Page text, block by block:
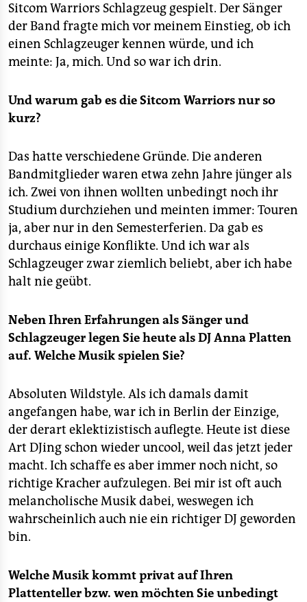
Sitcom Warriors Schlagzeug gespielt. Der Sänger
der Band fragte mich vor meinem Einstieg, ob ich
einen Schlagzeuger kennen würde, und ich
meinte: Ja, mich. Und so war ich drin.
Und warum gab es die Sitcom Warriors nur so
kurz?
Das hatte verschiedene Gründe. Die anderen
Bandmitglieder waren etwa zehn Jahre jünger als
ich. Zwei von ihnen wollten unbedingt noch ihr
Studium durchziehen und meinten immer: Touren
ja, aber nur in den Semesterferien. Da gab es
durchaus einige Konflikte. Und ich war als
Schlagzeuger zwar ziemlich beliebt, aber ich habe
halt nie geübt.
Neben Ihren Erfahrungen als Sänger und
Schlagzeuger legen Sie heute als DJ Anna Platten
auf. Welche Musik spielen Sie?
Absoluten Wildstyle. Als ich damals damit
angefangen habe, war ich in Berlin der Einzige,
der derart eklektizistisch auflegte. Heute ist diese
Art DJing schon wieder uncool, weil das jetzt jeder
macht. Ich schaffe es aber immer noch nicht, so
richtige Kracher aufzulegen. Bei mir ist oft auch
melancholische Musik dabei, weswegen ich
wahrscheinlich auch nie ein richtiger DJ geworden
bin.
Welche Musik kommt privat auf Ihren
Plattenteller bzw. wen möchten Sie unbedingt